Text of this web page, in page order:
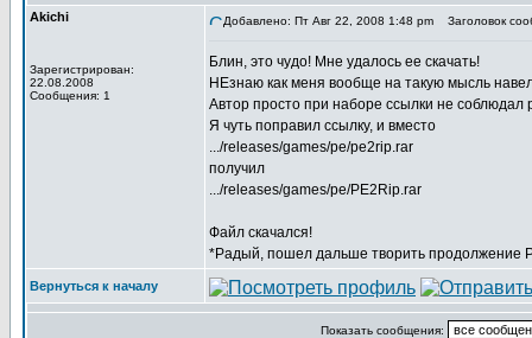
Akichi
Зарегистрирован:
22.08.2008
Сообщения: 1
Добавлено: Пт Авг 22, 2008 1:48 pm Заголовок
Блин, это чудо! Мне удалось ее скачать!
НЕзнаю как меня вообще на такую мысль
Автор просто при наборе ссылки не соблюдал
Я чуть поправил ссылку, и вместо
.../releases/games/pe/pe2rip.rar
получил
.../releases/games/pe/PE2Rip.rar
Файл скачался!
*Радый, пошел дальше творить продолжение
Вернуться к началу
Показать сообщения: